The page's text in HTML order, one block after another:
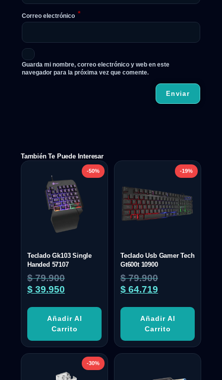
Correo electrónico *
Guarda mi nombre, correo electrónico y web en este
navegador para la próxima vez que comente.
También Te Puede Interesar
-50%
Teclado Gk103 Single
Handed 57107
$79.900
$ 39.950
Añadir Al
Carrito
-19%
Teclado Usb Gamer Tech
Gt600t 10900
$79.900
$ 64.719
Añadir Al
Carrito
-30%